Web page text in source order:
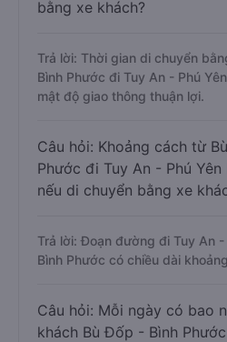
bằng xe khách?
Trả lời: Thời gian di chuyển
Bình Phước đi Tuy An - Phú
mật độ giao thông thuận lợi.
Câu hỏi: Khoảng cách từ
Phước đi Tuy An - Phú
nếu di chuyển bằng xe
Trả lời: Đoạn đường đi Tuy An
Bình Phước có chiều dài
Câu hỏi: Mỗi ngày có bao
khách Bù Đốp - Bình